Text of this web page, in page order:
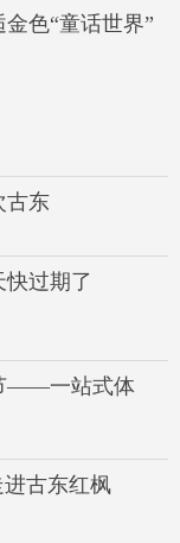
色“童话世界”
古东
过期了
——一站式体
进古东红枫